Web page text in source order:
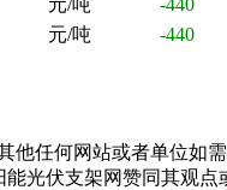
元/吨 -440
任何网站或者单位
光伏支架网赞同其观